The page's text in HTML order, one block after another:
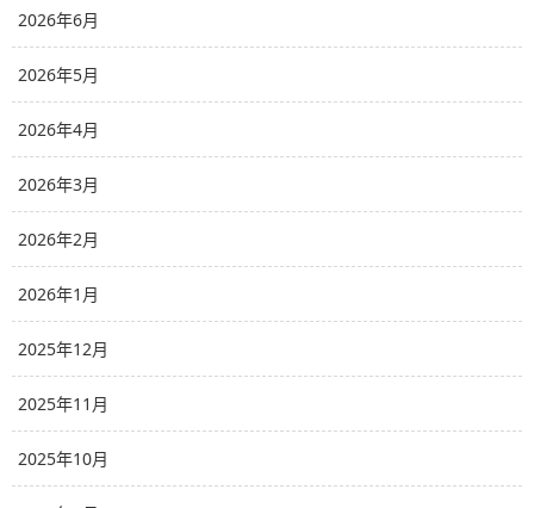
2026年6月
2026年5月
2026年4月
2026年3月
2026年2月
2026年1月
2025年12月
2025年11月
2025年10月